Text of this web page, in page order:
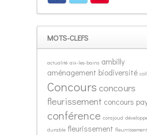
MOTS-CLEFS
actualité aix-les-bains ambilly
aménagement biodiversité
Concours concours
fleurissement concours
conférence corajoud
durable fleurissement fleurrissement